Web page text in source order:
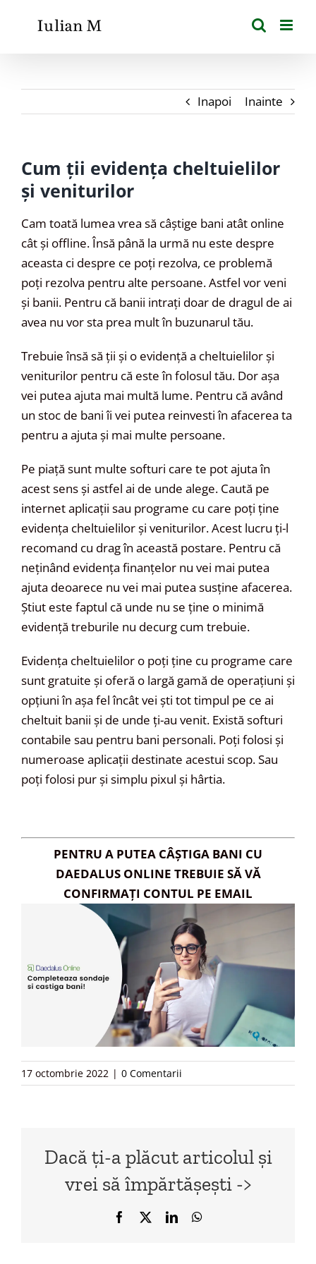
Inapoi Inainte
Cum ții evidența cheltuielilor
și veniturilor
Cam toată lumea vrea să câștige bani atât online
cât și offline. Însă până la urmă nu este despre
aceasta ci despre ce poți rezolva, ce problemă
poți rezolva pentru alte persoane. Astfel vor veni
și banii. Pentru că banii intrați doar de dragul de ai
avea nu vor sta prea mult în buzunarul tău.
Trebuie însă să ții și o evidență a cheltuielilor și
veniturilor pentru că este în folosul tău. Dor așa
vei putea ajuta mai multă lume. Pentru că având
un stoc de bani îi vei putea reinvesti în afacerea ta
pentru a ajuta și mai multe persoane.
Pe piață sunt multe softuri care te pot ajuta în
acest sens și astfel ai de unde alege. Caută pe
internet aplicații sau programe cu care poți ține
evidența cheltuielilor și veniturilor. Acest lucru ți-l
recomand cu drag în această postare. Pentru că
neținând evidența finanțelor nu vei mai putea
ajuta deoarece nu vei mai putea susține afacerea.
Știut este faptul că unde nu se ține o minimă
evidență treburile nu decurg cum trebuie.
Evidența cheltuielilor o poți ține cu programe care
sunt gratuite și oferă o largă gamă de operațiuni și
opțiuni în așa fel încât vei ști tot timpul pe ce ai
cheltuit banii și de unde ți-au venit. Există softuri
contabile sau pentru bani personali. Poți folosi și
numeroase aplicații destinate acestui scop. Sau
poți folosi pur și simplu pixul și hârtia.
PENTRU A PUTEA CÂȘTIGA BANI CU
DAEDALUS ONLINE TREBUIE SĂ VĂ
CONFIRMAȚI CONTUL PE EMAIL
17 octombrie 2022 | 0 Comentarii
Dacă ți-a plăcut articolul și
vrei să împărtășești ->
Facebook LinkedInWhatsApp